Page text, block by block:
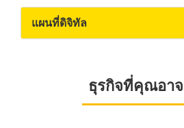
แผนที่ดิจิทัล
ธุรกิจที่คุณอา